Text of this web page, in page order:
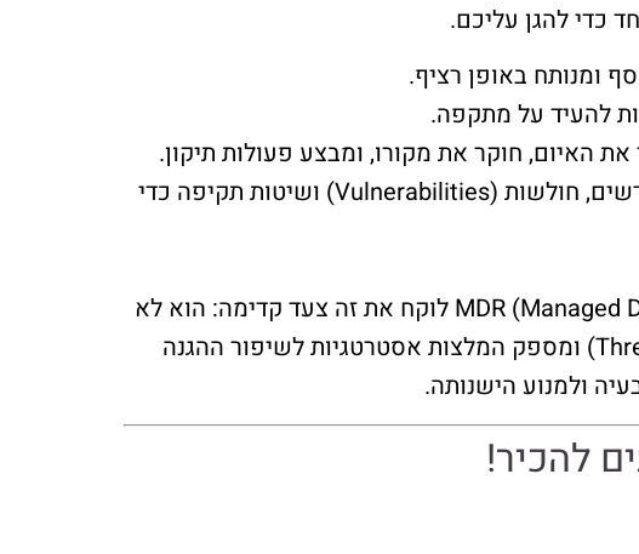
כדי להגן עליכם.
ומנותח באופן רציף.
להעיד על מתקפה.
ה-SOC משתמש במידע עדכני על איומים חדשים, חולשות (Vulnerabilities) ושיטות תקיפה כדי
ת: SOC מתמקד בעיקר בניטור, זיהוי ותגובה בסיסית לאירועים. MDR (Managed Detection and Response) לוקח את זה צעד קדימה: הוא לא
רק מזהה ומגיב, אלא גם חוקר לעומק אירועים, צד איומים באופן פרואקטיבי (Threat Hunting) ומספק המלצות אסטרטגיות לשיפור ההגנה
ולמנוע הישנותה.
להכיר!